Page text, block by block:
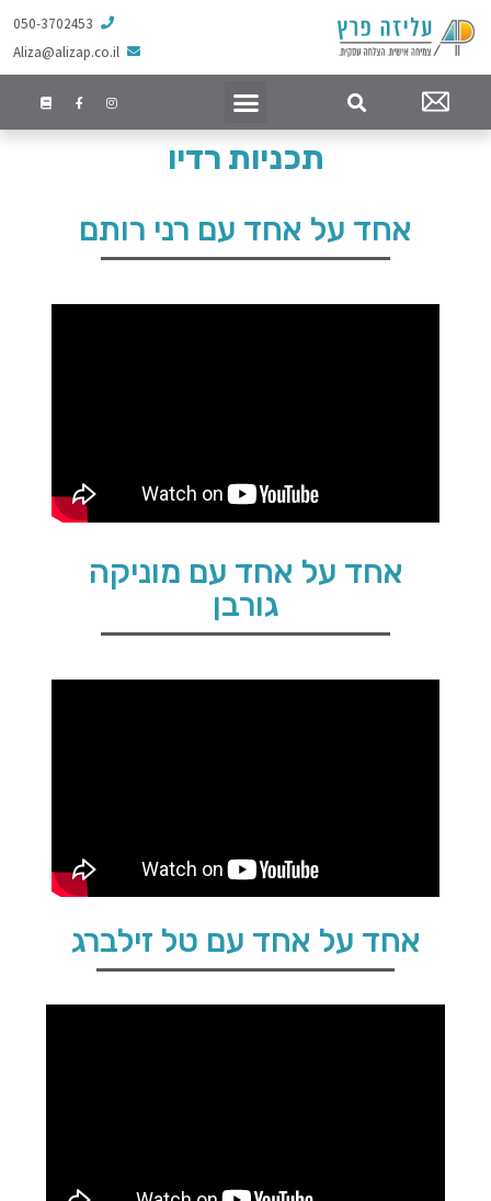
050-3702453
Aliza@alizap.co.il
תכניות רדיו
אחד על אחד עם רני רותם
אחד על אחד עם מוניקה
גורבן
אחד על אחד עם טל זילברג